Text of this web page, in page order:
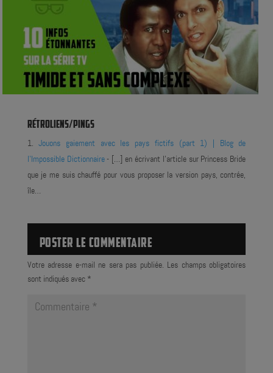
RÉTROLIENS/PINGS
Jouons gaiement avec les pays fictifs (part 1) | Blog de
l'Impossible Dictionnaire- […] en écrivant l'article sur Princess Bride
que je me suis chauffé pour vous proposer la version pays, contrée,
île…
POSTER LE COMMENTAIRE
Votre adresse e-mail ne sera pas publiée. Les champs obligatoires
sont indiqués avec *